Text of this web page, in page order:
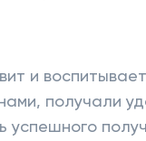
и
получали
успешного